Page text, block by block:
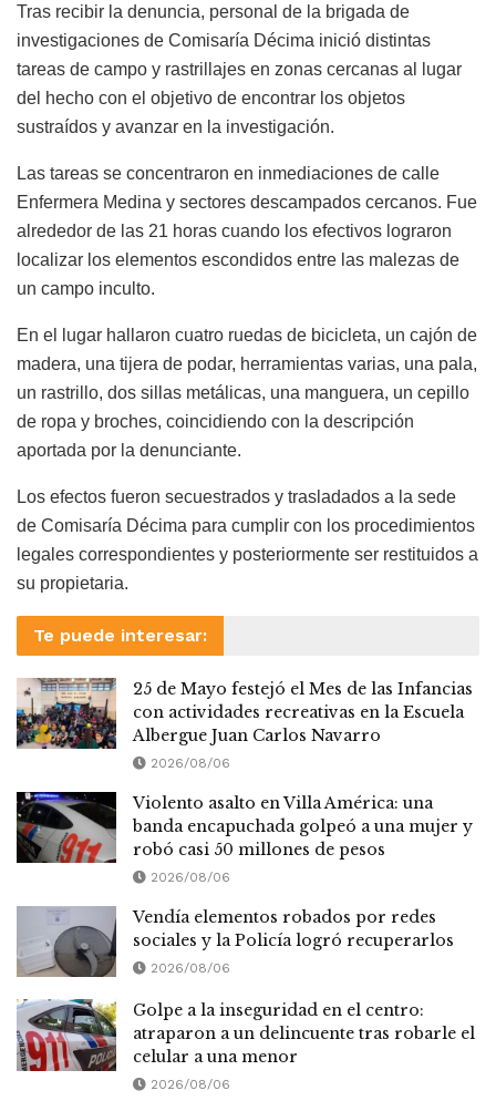
Tras recibir la denuncia, personal de la brigada de
investigaciones de Comisaría Décima inició distintas
tareas de campo y rastrillajes en zonas cercanas al lugar
del hecho con el objetivo de encontrar los objetos
sustraídos y avanzar en la investigación.
Las tareas se concentraron en inmediaciones de calle
Enfermera Medina y sectores descampados cercanos. Fue
alrededor de las 21 horas cuando los efectivos lograron
localizar los elementos escondidos entre las malezas de
un campo inculto.
En el lugar hallaron cuatro ruedas de bicicleta, un cajón de
madera, una tijera de podar, herramientas varias, una pala,
un rastrillo, dos sillas metálicas, una manguera, un cepillo
de ropa y broches, coincidiendo con la descripción
aportada por la denunciante.
Los efectos fueron secuestrados y trasladados a la sede
de Comisaría Décima para cumplir con los procedimientos
legales correspondientes y posteriormente ser restituidos a
su propietaria.
Te puede interesar:
25 de Mayo festejó el Mes de las Infancias
con actividades recreativas en la Escuela
Albergue Juan Carlos Navarro
2026/08/06
Violento asalto en Villa América: una
banda encapuchada golpeó a una mujer y
robó casi 50 millones de pesos
2026/08/06
Vendía elementos robados por redes
sociales y la Policía logró recuperarlos
2026/08/06
Golpe a la inseguridad en el centro:
atraparon a un delincuente tras robarle el
celular a una menor
2026/08/06